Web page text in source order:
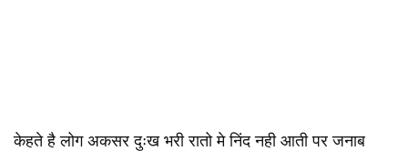
केहते है लोग अकसर दुःख भरी रातो मे निंद नही आती पर जनाब